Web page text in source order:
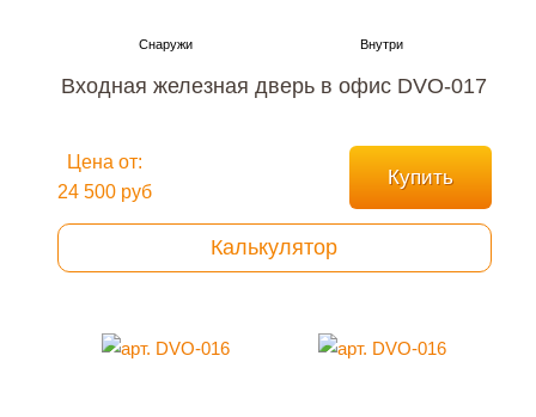
Входная железная дверь в офис DVO-017
Цена от:
24 500 руб
Купить
Калькулятор